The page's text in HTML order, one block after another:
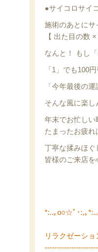
●サイコロサイ
施術のあとにサ
【 出た目の数
なんと！ もし
「1」でも100
「今年最後の
そんな風に楽
年末でお忙しい
たまったお疲れ
丁寧な揉みほぐ
皆様のご来店を
*:..｡o○☆ﾟ･:,｡
リラクゼーショ